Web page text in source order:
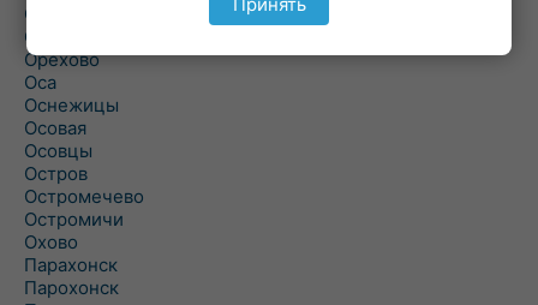
Омельная
Ополь
Орехово
Оса
Оснежицы
Осовая
Осовцы
Остров
Остромечево
Остромичи
Охово
Парахонск
Парохонск